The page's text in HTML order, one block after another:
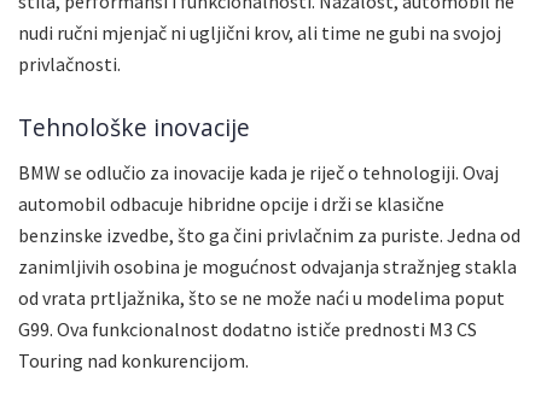
nudi ručni mjenjač ni ugljični krov, ali time ne gubi na svojoj
privlačnosti.
Tehnološke inovacije
BMW se odlučio za inovacije kada je riječ o tehnologiji. Ovaj
automobil odbacuje hibridne opcije i drži se klasične
benzinske izvedbe, što ga čini privlačnim za puriste. Jedna od
zanimljivih osobina je mogućnost odvajanja stražnjeg stakla
od vrata prtljažnika, što se ne može naći u modelima poput
G99. Ova funkcionalnost dodatno ističe prednosti M3 CS
Touring nad konkurencijom.